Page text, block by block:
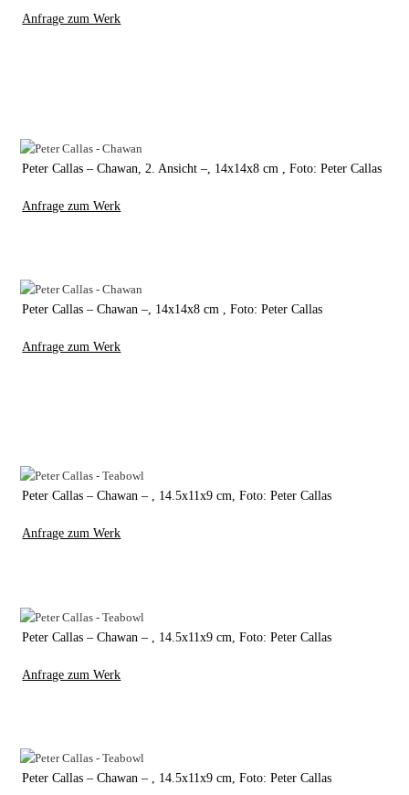
Anfrage zum Werk
Peter Callas – Chawan, 2. Ansicht –, 14x14x8 cm , Foto: Peter Callas
Anfrage zum Werk
Peter Callas – Chawan –, 14x14x8 cm , Foto: Peter Callas
Anfrage zum Werk
Peter Callas – Chawan – , 14.5x11x9 cm, Foto: Peter Callas
Anfrage zum Werk
Peter Callas – Chawan – , 14.5x11x9 cm, Foto: Peter Callas
Anfrage zum Werk
Peter Callas – Chawan – , 14.5x11x9 cm, Foto: Peter Callas